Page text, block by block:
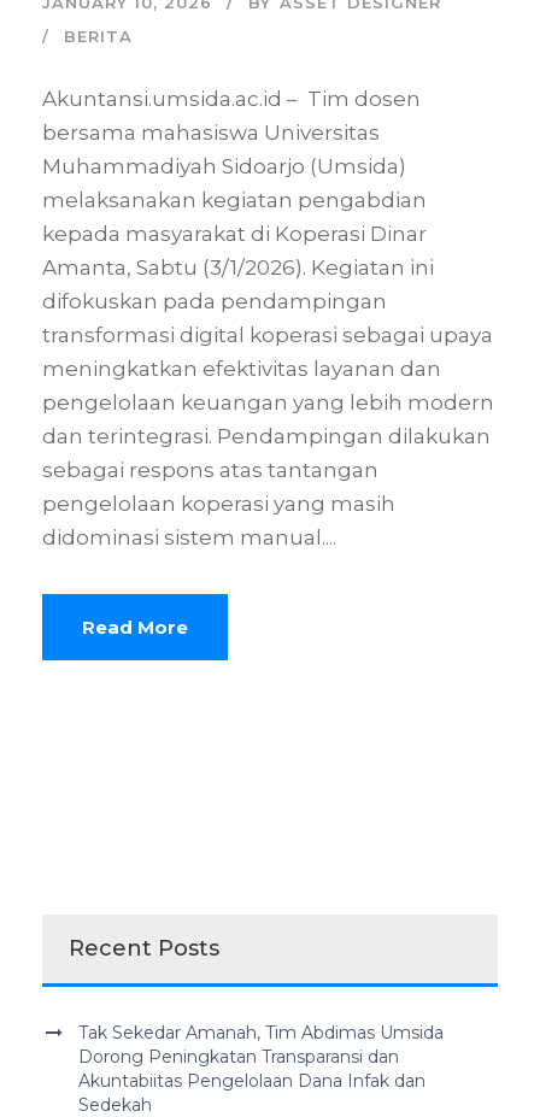
BERITA
Akuntansi.umsida.ac.id – Tim dosen
bersama mahasiswa Universitas
Muhammadiyah Sidoarjo (Umsida)
melaksanakan kegiatan pengabdian
kepada masyarakat di Koperasi Dinar
Amanta, Sabtu (3/1/2026). Kegiatan ini
difokuskan pada pendampingan
transformasi digital koperasi sebagai upaya
meningkatkan efektivitas layanan dan
pengelolaan keuangan yang lebih modern
dan terintegrasi. Pendampingan dilakukan
sebagai respons atas tantangan
pengelolaan koperasi yang masih
didominasi sistem manual....
Read More
Recent Posts
Tak Sekedar Amanah, Tim Abdimas Umsida
Dorong Peningkatan Transparansi dan
Akuntabiitas Pengelolaan Dana Infak dan
Sedekah